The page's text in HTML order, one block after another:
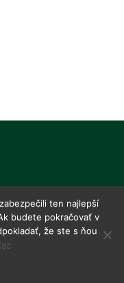
ten najlepší
budete pokračovať v
že ste s ňou